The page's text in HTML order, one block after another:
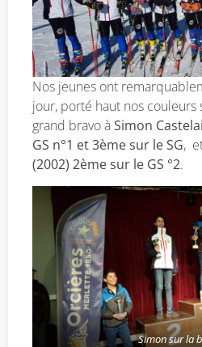
Nos jeunes ont
jour, porté haut nos couleurs
grand bravo àSimon
GS n°1 et 3ème sur le SG,
(2002) 2ème sur le GS °2.
Simon sur la